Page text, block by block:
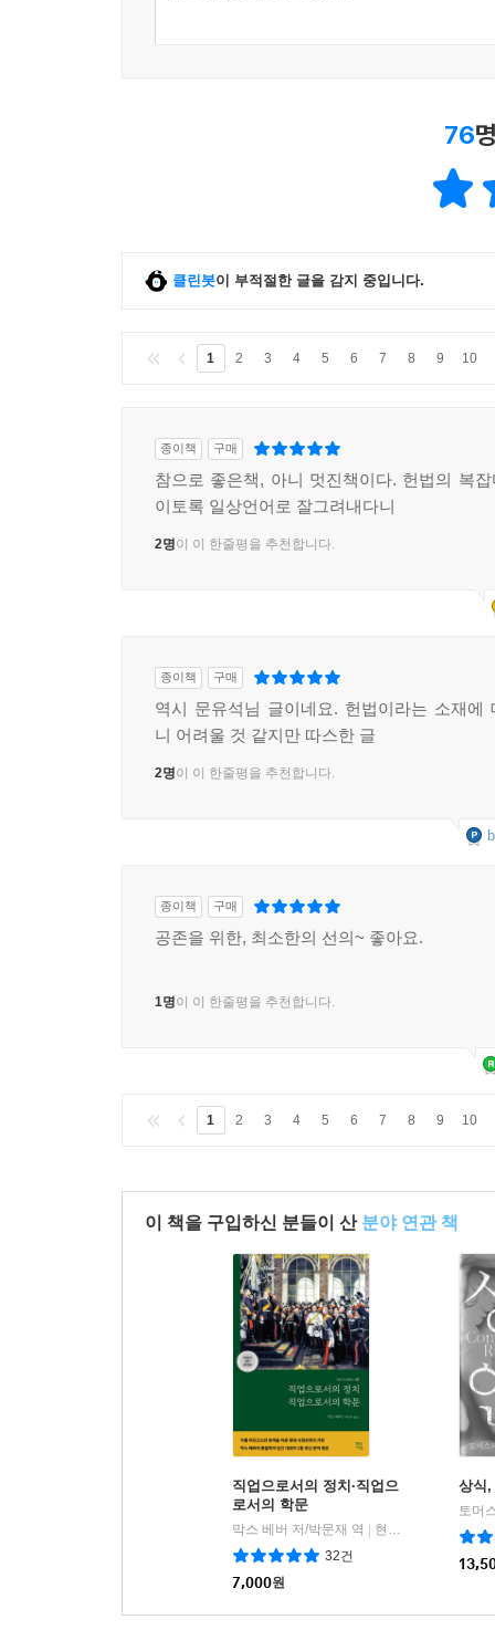
76
클린봇이 부적절한 글을 감지 중입니다.
1 2 3 4 5 6 7 8 9 10
종이책 구매
참으로 좋은책, 아니 멋진책이다. 헌법의 복
이토록 일상언어로 잘그려내다니
2명이 이 한줄평을 추천합니다.
종이책 구매
역시 문유석님 글이네요. 헌법이라는 소재에
니 어려울 것 같지만 따스한 글
2명이 이 한줄평을 추천합니다.
종이책 구매
공존을 위한, 최소한의 선의~ 좋아요.
1명이 이 한줄평을 추천합니다.
1 2 3 4 5 6 7 8 9 10
이 책을 구입하신 분들이 산 분야 연관 책
직업으로서의 정치·직업으
로서의 학문
막스 베버 저/박문재 역 | 현대지성
32건
7,000원
상식,
토머